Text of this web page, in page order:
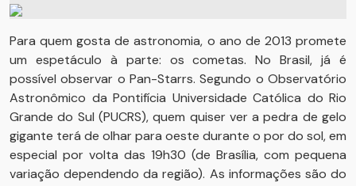
Para quem gosta de astronomia, o ano de 2013 promete
um espetáculo à parte: os cometas. No Brasil, já é
possível observar o Pan-Starrs. Segundo o Observatório
Astronômico da Pontifícia Universidade Católica do Rio
Grande do Sul (PUCRS), quem quiser ver a pedra de gelo
gigante terá de olhar para oeste durante o por do sol, em
especial por volta das 19h30 (de Brasília, com pequena
variação dependendo da região). As informações são do